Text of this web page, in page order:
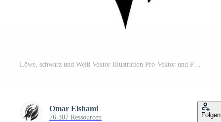
Löwe, schwarz und Weiß Vektor Illustration Pro-Vektor und Pro-SVG
Omar Elshami
76.307 Ressourcen Folgen